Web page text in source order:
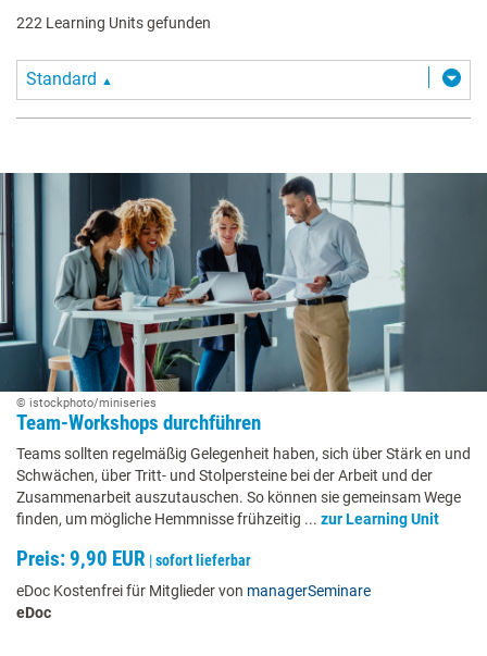
222 Learning Units gefunden
Standard ▲
© istockphoto/miniseries
Team-Workshops durchführen
Teams sollten regelmäßig Gelegenheit haben, sich über Stärk en und
Schwächen, über Tritt- und Stolpersteine bei der Arbeit und der
Zusammenarbeit auszutauschen. So können sie gemeinsam Wege
finden, um mögliche Hemmnisse frühzeitig ... zur Learning Unit
Preis: 9,90 EUR |sofort lieferbar
eDoc Kostenfrei für Mitglieder von managerSeminare
eDoc